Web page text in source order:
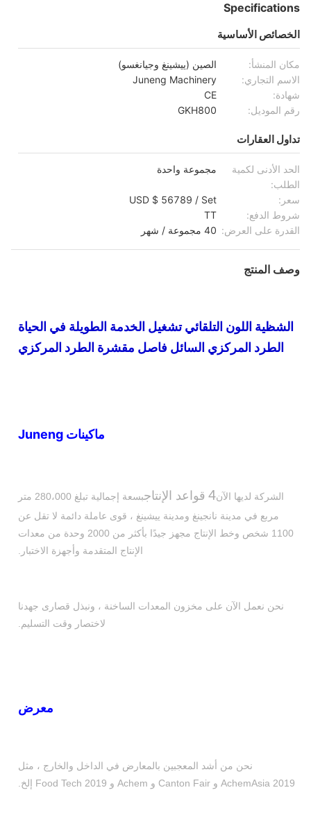
Specifications
الخصائص الأساسية
مكان المنشأ:
الصين (ييشينغ وجيانغسو)
الاسم التجاري:
Juneng Machinery
شهادة:
CE
رقم الموديل:
GKH800
تداول العقارات
الحد الأدنى لكمية
الطلب:
مجموعة واحدة
سعر:
USD $ 56789 / Set
شروط الدفع:
TT
القدرة على العرض: 40 مجموعة / شهر
وصف المنتج
الشظية اللون التلقائي تشغيل الخدمة الطويلة في الحياة
الطرد المركزي السائل فاصل مقشرة الطرد المركزي
ماكينات Juneng
الشركة لديها الآن4 قواعد الإنتاج
بسعة إجمالية تبلغ 280،000 متر
مربع في مدينة نانجينغ ومدينة ييشينغ ، قوى عاملة دائمة لا تقل عن
1100 شخص وخط الإنتاج مجهز جيدًا بأكثر من 2000 وحدة من معدات
الإنتاج المتقدمة وأجهزة الاختبار.
نحن نعمل الآن على مخزون المعدات الساخنة ، ونبذل قصارى جهدنا
لاختصار وقت التسليم.
معرض
نحن من أشد المعجبين بالمعارض في الداخل والخارج ، مثل
AchemAsia 2019 و Canton Fair و Achem و Food Tech 2019 إلخ.